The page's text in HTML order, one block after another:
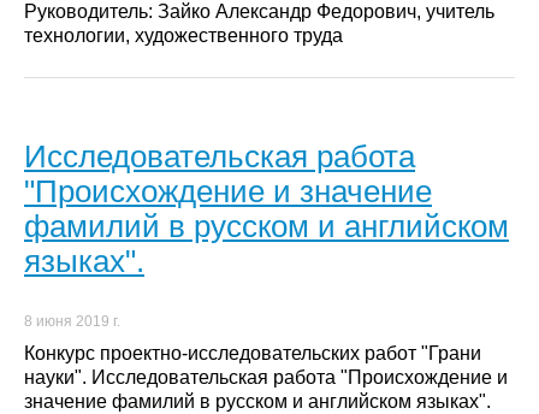
Руководитель: Зайко Александр Федорович, учитель
технологии, художественного труда
Исследовательская работа
"Происхождение и значение
фамилий в русском и английском
языках".
8 июня 2019 г.
Конкурс проектно-исследовательских работ "Грани
науки". Исследовательская работа "Происхождение и
значение фамилий в русском и английском языках".